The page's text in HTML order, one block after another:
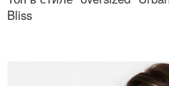
Bliss